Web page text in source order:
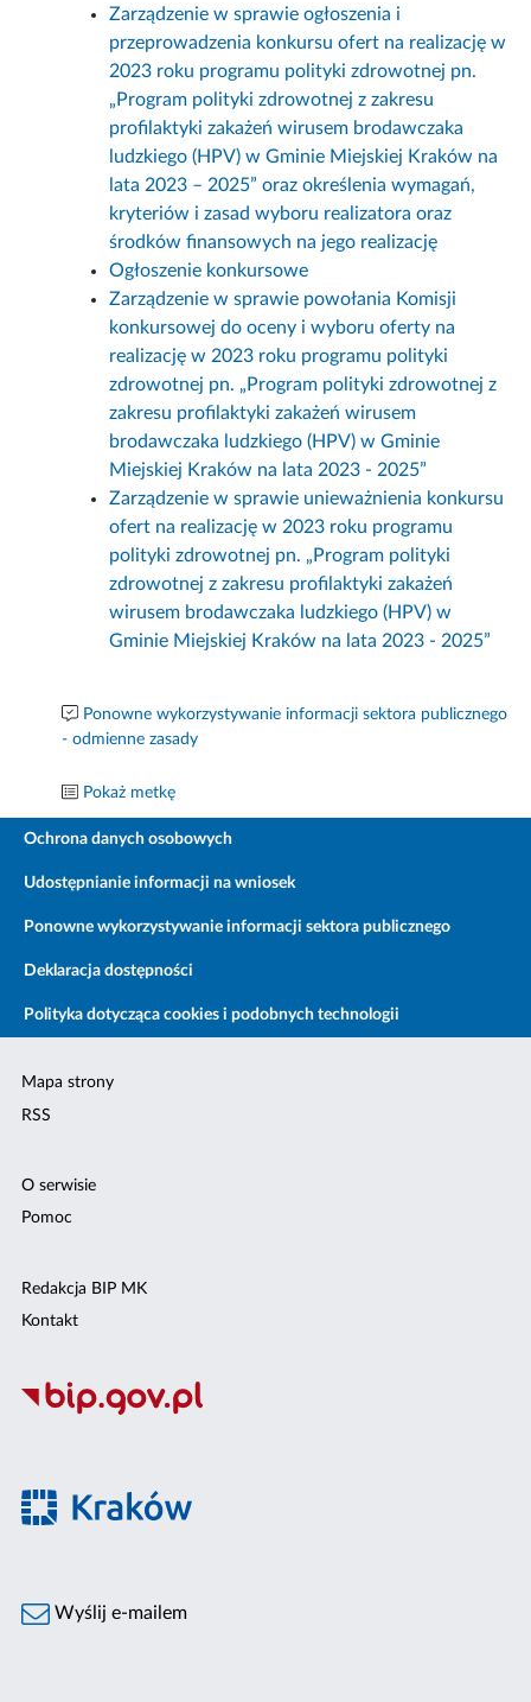
Zarządzenie w sprawie ogłoszenia i
przeprowadzenia konkursu ofert na realizację w
2023 roku programu polityki zdrowotnej pn.
„Program polityki zdrowotnej z zakresu
profilaktyki zakażeń wirusem brodawczaka
ludzkiego (HPV) w Gminie Miejskiej Kraków na
lata 2023 – 2025” oraz określenia wymagań,
kryteriów i zasad wyboru realizatora oraz
środków finansowych na jego realizację
Ogłoszenie konkursowe
Zarządzenie w sprawie powołania Komisji
konkursowej do oceny i wyboru oferty na
realizację w 2023 roku programu polityki
zdrowotnej pn. „Program polityki zdrowotnej z
zakresu profilaktyki zakażeń wirusem
brodawczaka ludzkiego (HPV) w Gminie
Miejskiej Kraków na lata 2023 - 2025”
Zarządzenie w sprawie unieważnienia konkursu
ofert na realizację w 2023 roku programu
polityki zdrowotnej pn. „Program polityki
zdrowotnej z zakresu profilaktyki zakażeń
wirusem brodawczaka ludzkiego (HPV) w
Gminie Miejskiej Kraków na lata 2023 - 2025”
Ponowne wykorzystywanie informacji sektora publicznego
- odmienne zasady
Pokaż metkę
Ochrona danych osobowych
Udostępnianie informacji na wniosek
Ponowne wykorzystywanie informacji sektora publicznego
Deklaracja dostępności
Polityka dotycząca cookies i podobnych technologii
Mapa strony
RSS
O serwisie
Pomoc
Redakcja BIP MK
Kontakt
Wyślij e-mailem